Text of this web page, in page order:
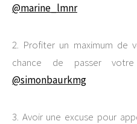
@marine_lmnr
2. Profiter un maximum de
chance de passer
@simonbaurkmg
3. Avoir une excuse pour